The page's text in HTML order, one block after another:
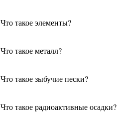
Что такое элементы?
Что такое металл?
Что такое зыбучие пески?
Что такое радиоактивные осадки?